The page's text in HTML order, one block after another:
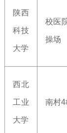
陕西
科技
大学
校医
操场
西北
工业
大学
南村